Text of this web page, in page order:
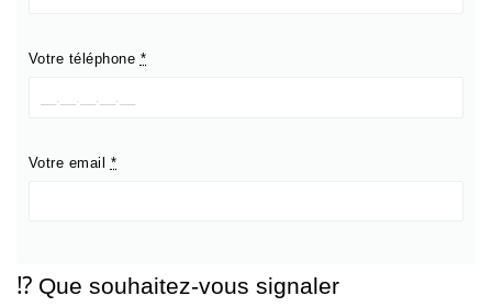
Votre téléphone *
Votre email *
⁉️ Que souhaitez-vous signaler